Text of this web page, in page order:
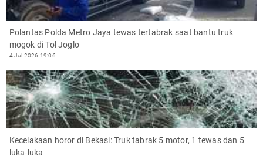
Polantas Polda Metro Jaya tewas tertabrak saat bantu truk
mogok di Tol Joglo
4 Jul 2026 19:06
Kecelakaan horor di Bekasi: Truk tabrak 5 motor, 1 tewas dan 5
luka-luka